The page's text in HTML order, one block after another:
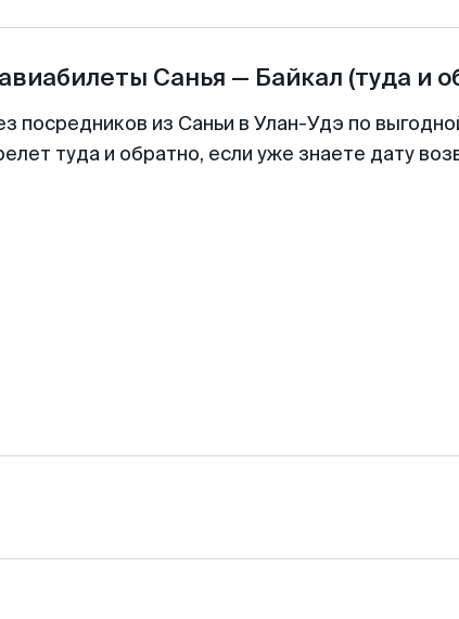
Санья — Байкал (туда и
посредников из Саньи в Улан-Удэ по
туда и обратно, если уже знаете дату